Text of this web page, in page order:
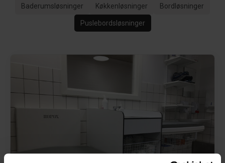
Baderumsløsninger Køkkenløsninger Bordløsninger
Puslebordsløsninger